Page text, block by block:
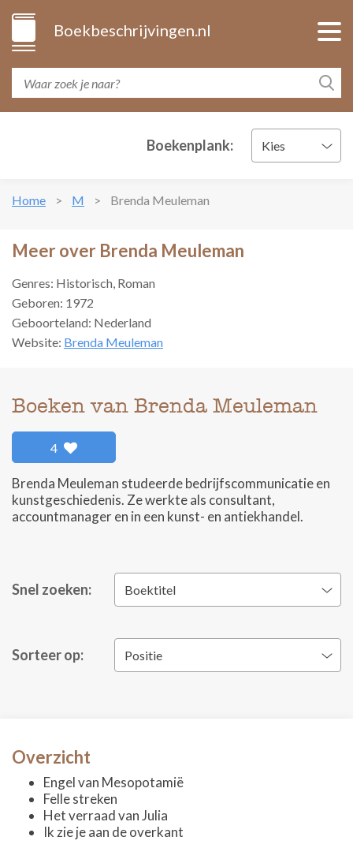
Boekbeschrijvingen.nl
Boekenplank: Kies
Home M Brenda Meuleman
Meer over Brenda Meuleman
Genres: Historisch, Roman
Geboren: 1972
Geboorteland: Nederland
Website: Brenda Meuleman
Boeken van Brenda Meuleman
4
Brenda Meuleman studeerde bedrijfscommunicatie en
kunstgeschiedenis. Ze werkte als consultant,
accountmanager en in een kunst- en antiekhandel.
Snel zoeken: Boektitel
Sorteer op: Positie
Overzicht
Engel van Mesopotamië
Felle streken
Het verraad van Julia
Ik zie je aan de overkant